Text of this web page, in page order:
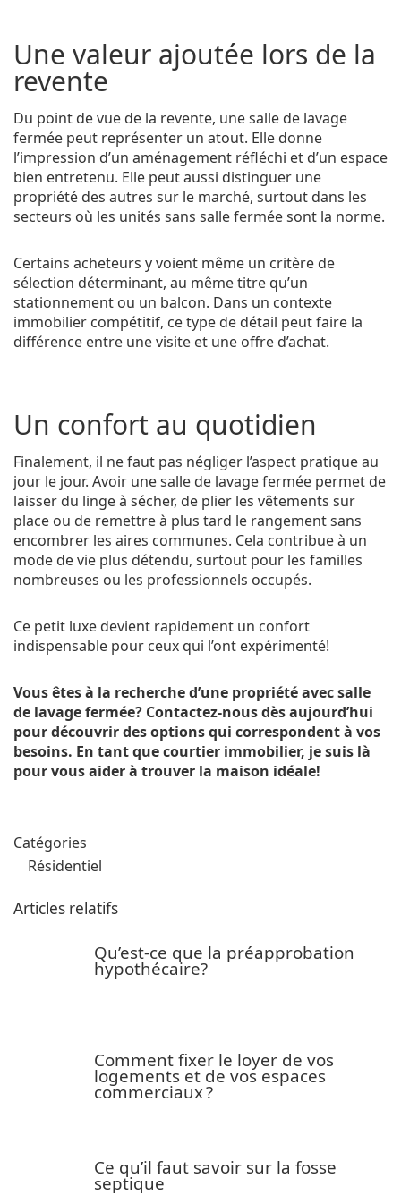
Une valeur ajoutée lors de la
revente
Du point de vue de la revente, une salle de lavage
fermée peut représenter un atout. Elle donne
l’impression d’un aménagement réfléchi et d’un espace
bien entretenu. Elle peut aussi distinguer une
propriété des autres sur le marché, surtout dans les
secteurs où les unités sans salle fermée sont la norme.
Certains acheteurs y voient même un critère de
sélection déterminant, au même titre qu’un
stationnement ou un balcon. Dans un contexte
immobilier compétitif, ce type de détail peut faire la
différence entre une visite et une offre d’achat.
Un confort au quotidien
Finalement, il ne faut pas négliger l’aspect pratique au
jour le jour. Avoir une salle de lavage fermée permet de
laisser du linge à sécher, de plier les vêtements sur
place ou de remettre à plus tard le rangement sans
encombrer les aires communes. Cela contribue à un
mode de vie plus détendu, surtout pour les familles
nombreuses ou les professionnels occupés.
Ce petit luxe devient rapidement un confort
indispensable pour ceux qui l’ont expérimenté!
Vous êtes à la recherche d’une propriété avec salle
de lavage fermée? Contactez-nous dès aujourd’hui
pour découvrir des options qui correspondent à vos
besoins. En tant que courtier immobilier, je suis là
pour vous aider à trouver la maison idéale!
Catégories
Résidentiel
Articles relatifs
Qu’est-ce que la préapprobation
hypothécaire?
Comment fixer le loyer de vos
logements et de vos espaces
commerciaux ?
Ce qu’il faut savoir sur la fosse
septique